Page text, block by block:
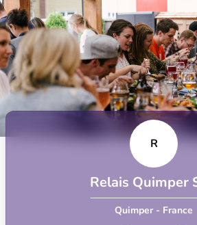
R
Relais Quimper
Quimper - France